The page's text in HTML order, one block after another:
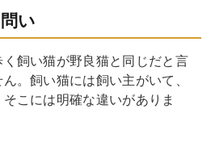
い
飼い猫が野良猫と同じだと言
。飼い猫には飼い主がいて、
こには明確な違いがありま